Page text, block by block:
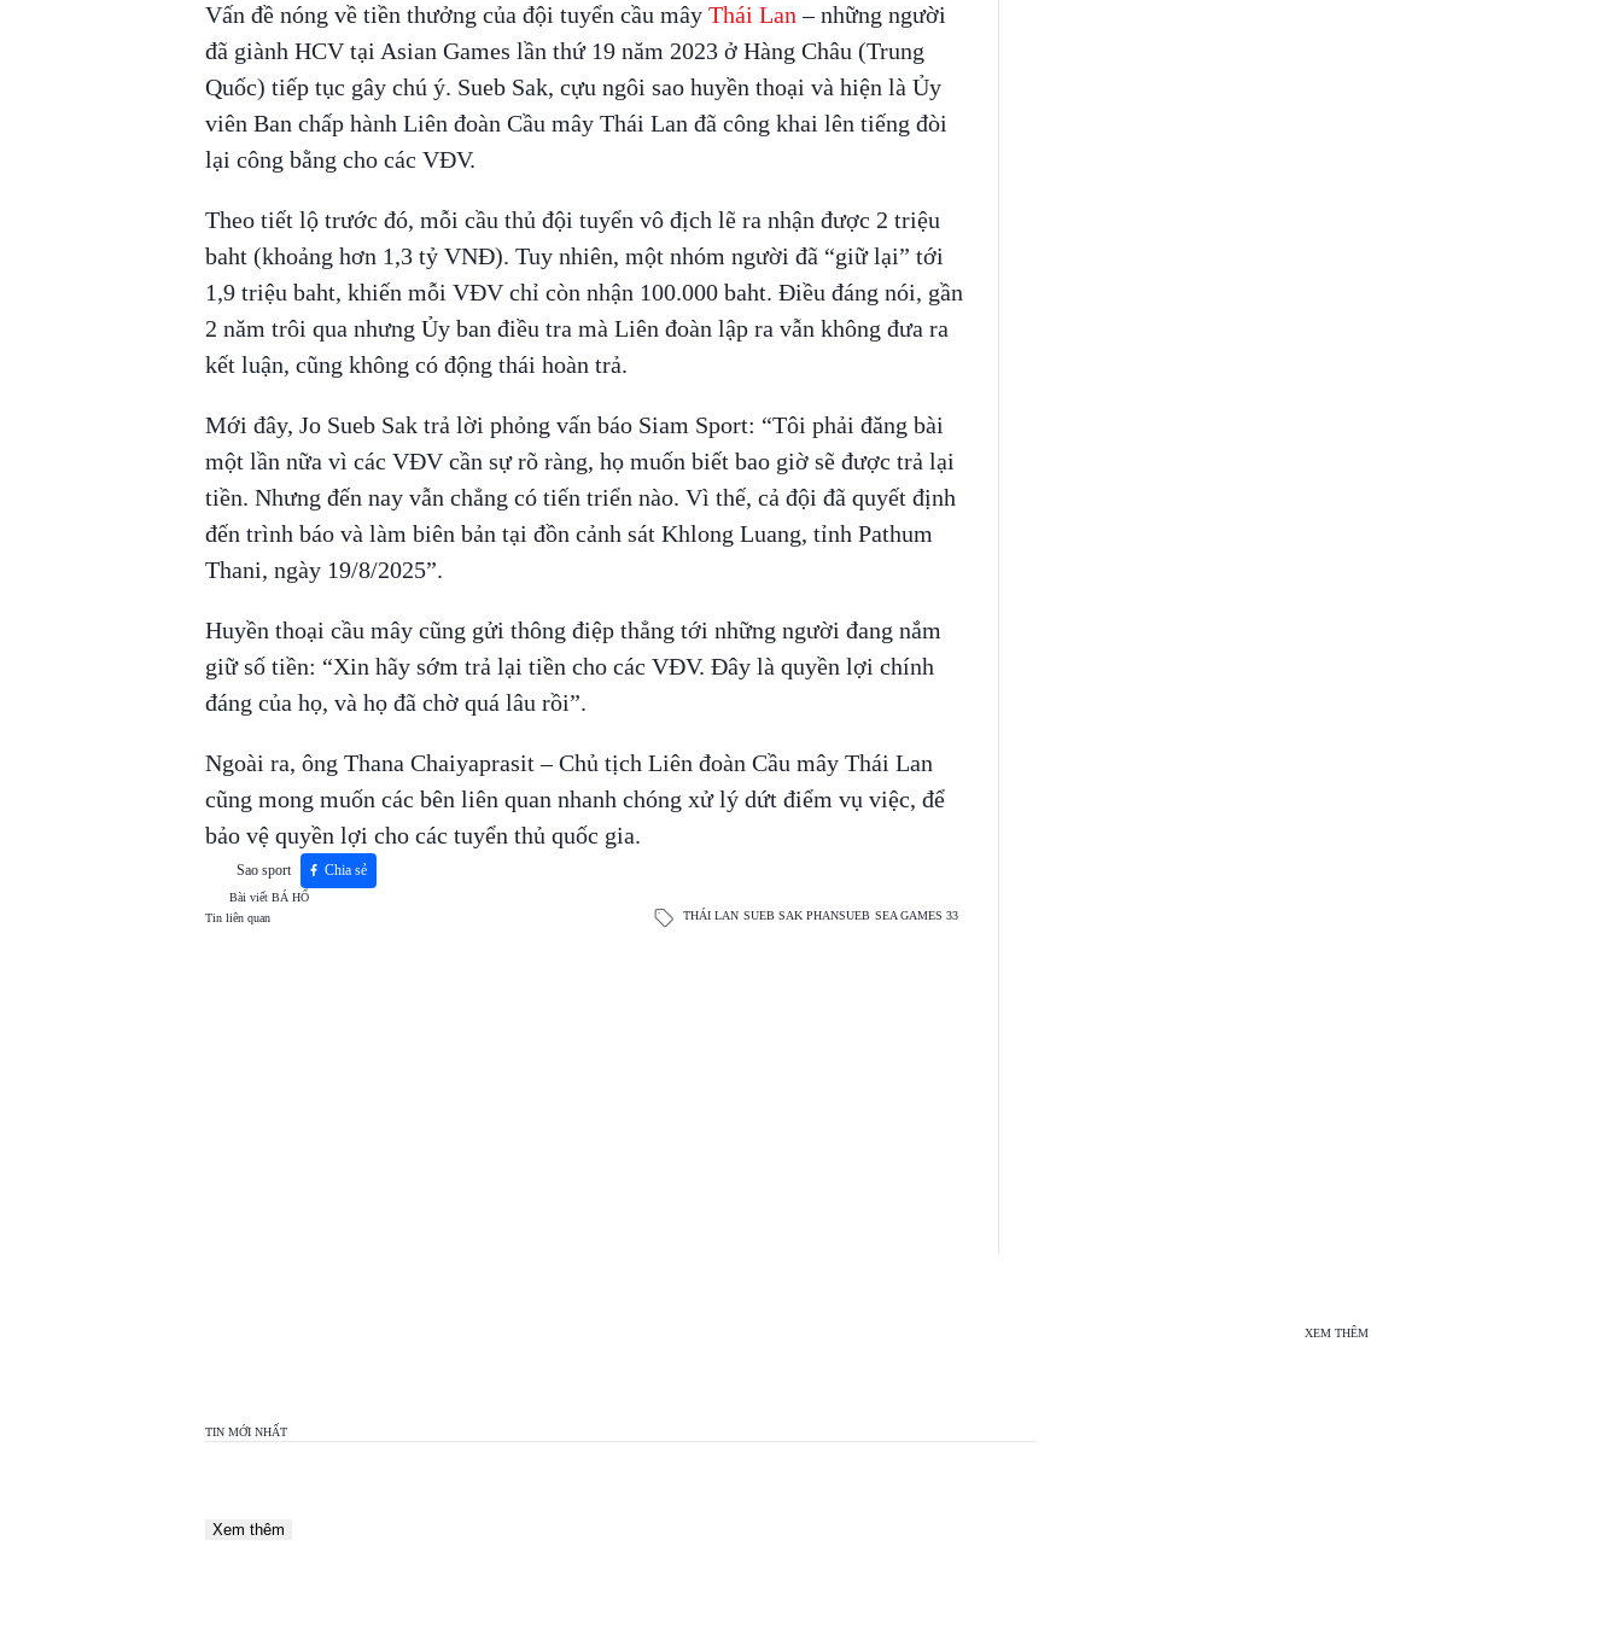
Vấn đề nóng về tiền thưởng của đội tuyển cầu mây Thái Lan – những người
đã giành HCV tại Asian Games lần thứ 19 năm 2023 ở Hàng Châu (Trung
Quốc) tiếp tục gây chú ý. Sueb Sak, cựu ngôi sao huyền thoại và hiện là Ủy
viên Ban chấp hành Liên đoàn Cầu mây Thái Lan đã công khai lên tiếng đòi
lại công bằng cho các VĐV.
Theo tiết lộ trước đó, mỗi cầu thủ đội tuyển vô địch lẽ ra nhận được 2 triệu
baht (khoảng hơn 1,3 tỷ VNĐ). Tuy nhiên, một nhóm người đã “giữ lại” tới
1,9 triệu baht, khiến mỗi VĐV chỉ còn nhận 100.000 baht. Điều đáng nói, gần
2 năm trôi qua nhưng Ủy ban điều tra mà Liên đoàn lập ra vẫn không đưa ra
kết luận, cũng không có động thái hoàn trả.
Mới đây, Jo Sueb Sak trả lời phỏng vấn báo Siam Sport: “Tôi phải đăng bài
một lần nữa vì các VĐV cần sự rõ ràng, họ muốn biết bao giờ sẽ được trả lại
tiền. Nhưng đến nay vẫn chẳng có tiến triển nào. Vì thế, cả đội đã quyết định
đến trình báo và làm biên bản tại đồn cảnh sát Khlong Luang, tỉnh Pathum
Thani, ngày 19/8/2025”.
Huyền thoại cầu mây cũng gửi thông điệp thẳng tới những người đang nắm
giữ số tiền: “Xin hãy sớm trả lại tiền cho các VĐV. Đây là quyền lợi chính
đáng của họ, và họ đã chờ quá lâu rồi”.
Ngoài ra, ông Thana Chaiyaprasit – Chủ tịch Liên đoàn Cầu mây Thái Lan
cũng mong muốn các bên liên quan nhanh chóng xử lý dứt điểm vụ việc, để
bảo vệ quyền lợi cho các tuyển thủ quốc gia.
Sao sport Chia sẻ
Bài viết BÁ HỔ
Tin liên quan
THÁI LAN SUEB SAK PHANSUEB SEA GAMES 33
XEM THÊM
TIN MỚI NHẤT
Xem thêm